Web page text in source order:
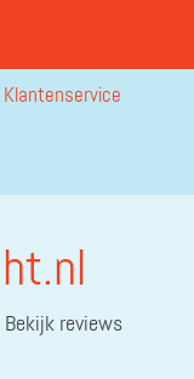
Klantenservice
Bekijk reviews